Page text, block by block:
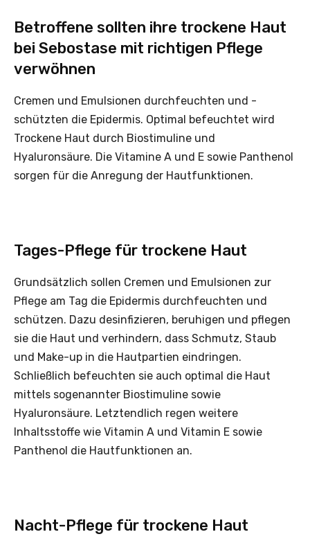
Betroffene sollten ihre trockene Haut
bei Sebostase mit richtigen Pflege
verwöhnen
Cremen und Emulsionen ­durchfeuchten und ­
schützten die Epidermis. Optimal befeuchtet wird
Trockene Haut durch Biostimuline und
Hyaluronsäure. Die Vitamine A und E ­sowie Panthenol
sorgen für die ­Anregung der Hautfunktionen.
Tages-Pflege für trockene Haut
Grundsätzlich sollen Cremen und Emulsionen zur
Pflege am Tag die Epidermis durchfeuchten und
schützen. Dazu desinfizieren, beruhigen und pflegen
sie die Haut und verhindern, dass Schmutz, Staub
und Make-up in die Hautpartien eindringen.
Schließlich befeuchten sie auch optimal die Haut
mittels sogenannter Biostimuline sowie
Hyaluronsäure. Letztendlich regen weitere
Inhaltsstoffe wie Vitamin A und Vitamin E sowie
Panthenol die Hautfunktionen an.
Nacht-Pflege für trockene Haut